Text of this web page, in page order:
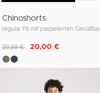
Chinoshorts
Reduziert von
39,99 € auf
20,00 €